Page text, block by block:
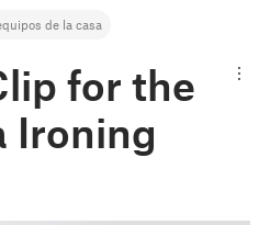
de la casa
for the
Ironing